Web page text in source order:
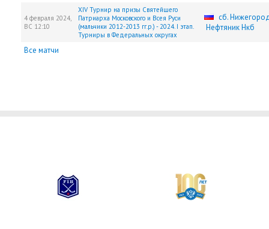
4 февраля 2024,
ВС 12:10
XIV Турнир на призы Святейшего
Патриарха Московского и Всея Руси
(мальчики 2012-2013 гг.р.) - 2024. I этап.
Турниры в Федеральных округах
сб.
Нефтяник Нкб
Все матчи